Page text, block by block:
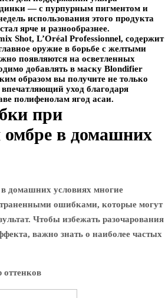
— с пурпурным пигментом и
использования этого продукта
ярче и разнообразнее.
Shot, L’Oréal Professionnel, содержит
оружие в борьбе с желтыми
появляются на осветленных
добавлять в маску Blondifier
образом вы получите не только
уход благодаря
полифенолам ягод асаи.
при
в домашних
домашних условиях многие
ошибками, которые могут
Чтобы избежать разочарования
важно знать о наиболее частых